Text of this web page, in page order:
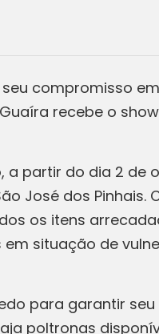
compromisso
recebe o show
a partir do dia 2 de
José dos Pinhais.
os itens
situação de
para garantir seu
poltronas